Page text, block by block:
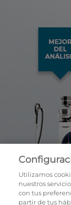
Utilizamos
nuestros
con tus
partir de tus